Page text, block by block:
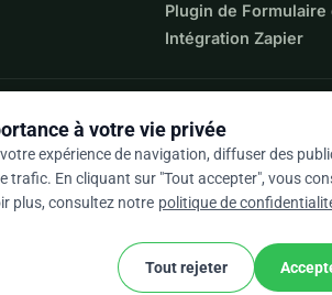
Plugin de Formulaire
Intégration Zapier
Des Cookies
à votre vie privée
expérience de navigation, diffuser des
En cliquant sur "Tout accepter", vous
plus, consultez notre politique de
Tout rejeter